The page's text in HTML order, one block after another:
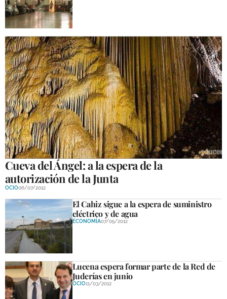
Cueva del Ángel: a la espera de la
autorización de la Junta
OCIO06/07/2012
El Cahiz sigue a la espera de suministro
eléctrico y de agua
ECONOMÍA07/05/2012
Lucena espera formar parte de la Red de
Juderías en junio
OCIO11/03/2012